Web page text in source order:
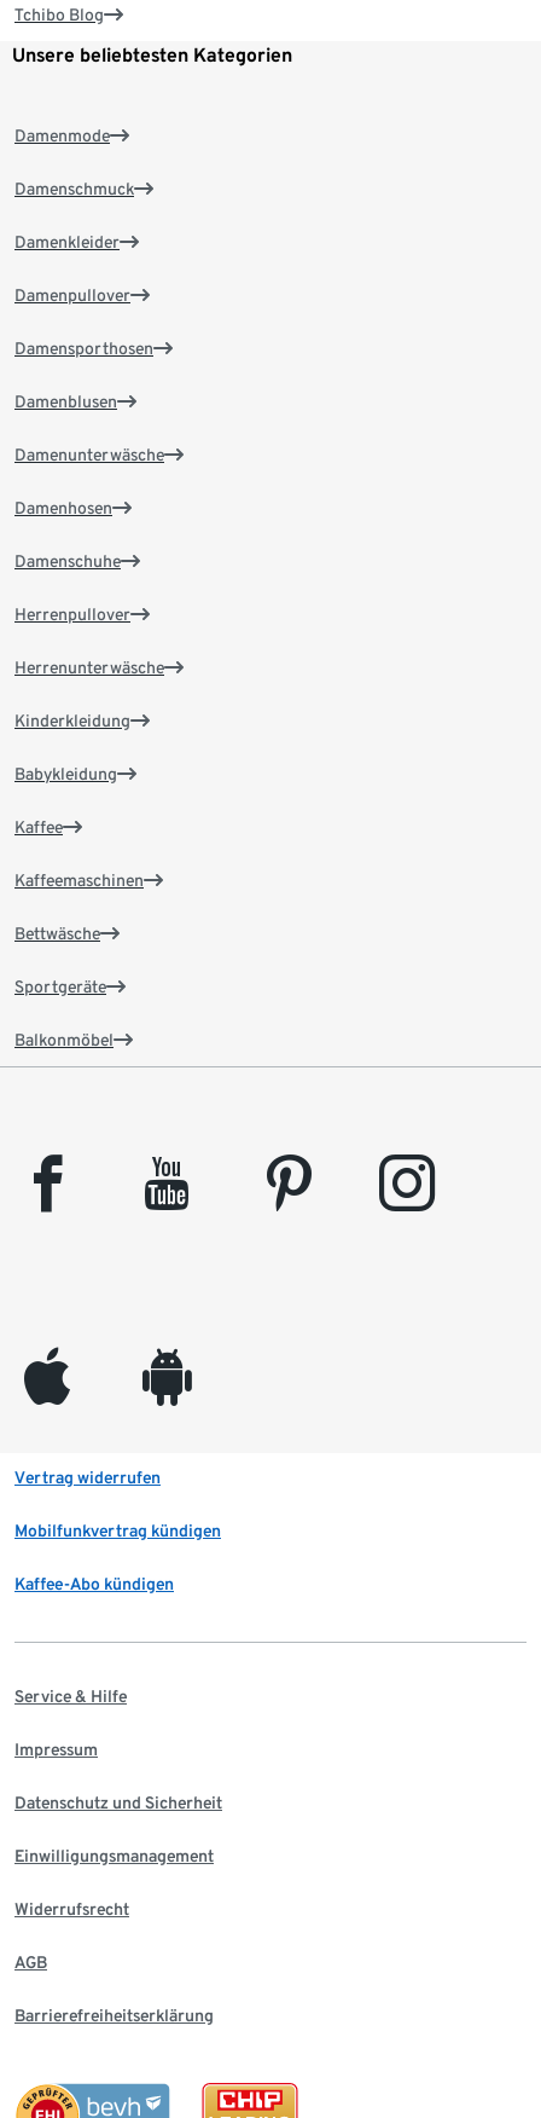
Tchibo Blog
Unsere beliebtesten Kategorien
Damenmode
Damenschmuck
Damenkleider
Damenpullover
Damensporthosen
Damenblusen
Damenunterwäsche
Damenhosen
Damenschuhe
Herrenpullover
Herrenunterwäsche
Kinderkleidung
Babykleidung
Kaffee
Kaffeemaschinen
Bettwäsche
Sportgeräte
Balkonmöbel
facebook youtube pinterest instagram
appleinc android
Vertrag widerrufen
Mobilfunkvertrag kündigen
Kaffee-Abo kündigen
Service & Hilfe
Impressum
Datenschutz und Sicherheit
Einwilligungsmanagement
Widerrufsrecht
AGB
Barrierefreiheitserklärung